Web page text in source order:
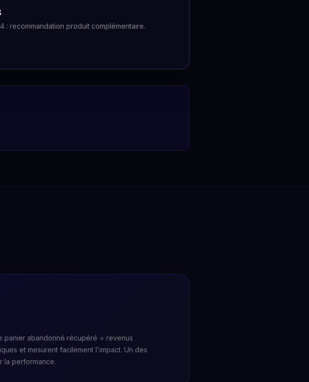
: recommandation produit complémentaire.
panier abandonné récupéré = revenus
et mesurent facilement l'impact. Un des
la performance.